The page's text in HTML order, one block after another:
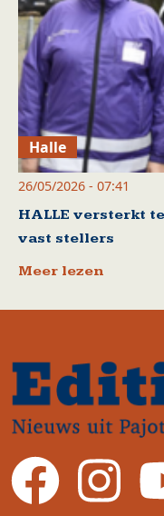
Halle
26/05/2026 - 07:41
HALLE versterkt
vast stellers
Meer lezen